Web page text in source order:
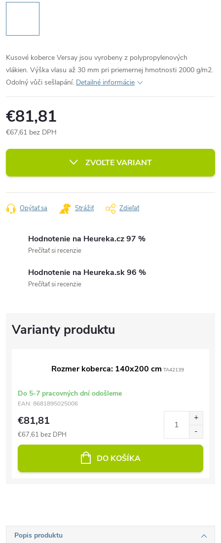
Kusové koberce Versay jsou vyrobeny z polypropylenových
vlákien. Výška vlasu až 30 mm pri priemernej hmotnosti 2000 g/m2.
Odolný vůči sešlapání. Detailné informácie
€81,81
€67,61 bez DPH
cena:
ZVOĽTE VARIANT
Opýtať sa Strážiť Zdieľať
Hodnotenie na Heureka.cz 97 %
Prečítať si recenzie
Hodnotenie na Heureka.sk 96 %
Prečítať si recenzie
Rozmer koberca: 140x200 cm TA42139
Do 5-7 pracovných dní odošleme
EAN: 8681895025006
€81,81
€67,61 bez DPH
DO KOŠÍKA
Popis produktu